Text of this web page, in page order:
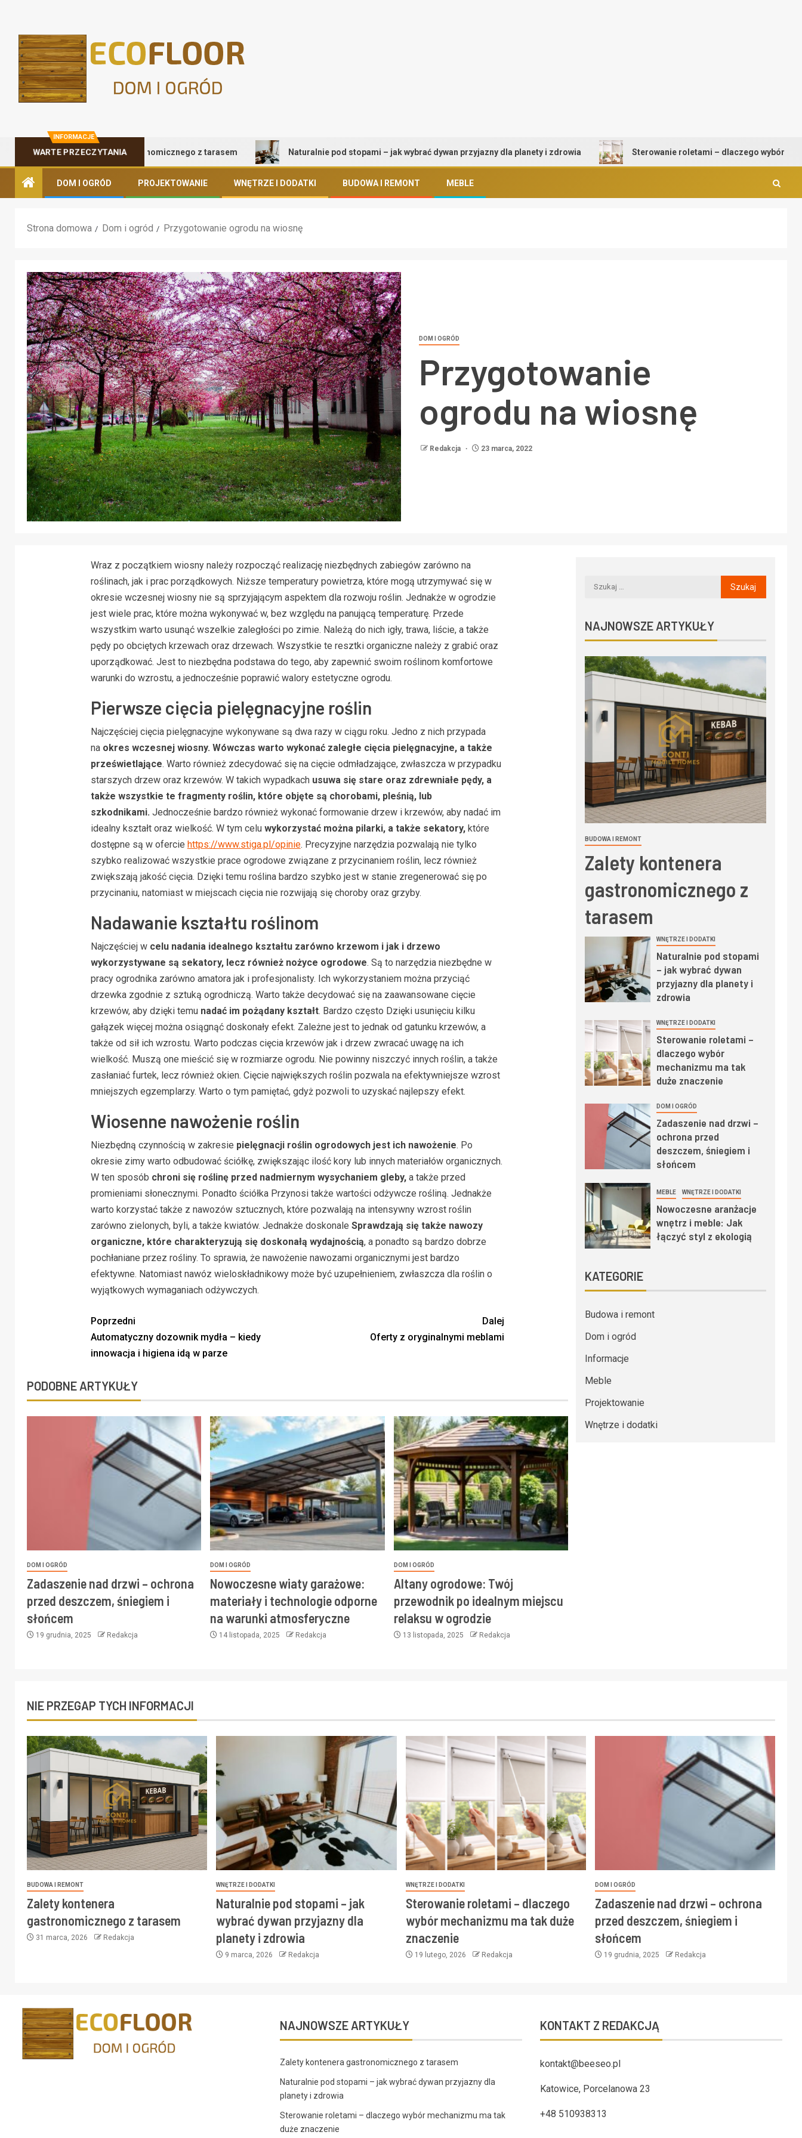
INFORMACJE
WARTE PRZECZYTANIA
Zalety kontenera gastronomicznego z tarasem Naturalnie pod stopami – jak wybrać dywan przyjazny dla planety i zdrowia Sterowanie roletami – dlaczego wybór
DOM I OGRÓD PROJEKTOWANIE WNĘTRZE I DODATKI BUDOWA I REMONT MEBLE
Strona domowa Dom i ogród Przygotowanie ogrodu na wiosnę
DOM I OGRÓD
Przygotowanie
ogrodu na wiosnę
Redakcja 23 marca, 2022
Wraz z początkiem wiosny należy rozpocząć realizację niezbędnych zabiegów zarówno na
roślinach, jak i prac porządkowych. Niższe temperatury powietrza, które mogą utrzymywać się w
okresie wczesnej wiosny nie są sprzyjającym aspektem dla rozwoju roślin. Jednakże w ogrodzie
jest wiele prac, które można wykonywać w, bez względu na panującą temperaturę. Przede
wszystkim warto usunąć wszelkie zaległości po zimie. Należą do nich igły, trawa, liście, a także
pędy po obciętych krzewach oraz drzewach. Wszystkie te resztki organiczne należy z grabić oraz
uporządkować. Jest to niezbędna podstawa do tego, aby zapewnić swoim roślinom komfortowe
warunki do wzrostu, a jednocześnie poprawić walory estetyczne ogrodu.
Pierwsze cięcia pielęgnacyjne roślin
Najczęściej cięcia pielęgnacyjne wykonywane są dwa razy w ciągu roku. Jedno z nich przypada
na okres wczesnej wiosny. Wówczas warto wykonać zaległe cięcia pielęgnacyjne, a także
prześwietlające. Warto również zdecydować się na cięcie odmładzające, zwłaszcza w przypadku
starszych drzew oraz krzewów. W takich wypadkach usuwa się stare oraz zdrewniałe pędy, a
także wszystkie te fragmenty roślin, które objęte są chorobami, pleśnią, lub
szkodnikami. Jednocześnie bardzo również wykonać formowanie drzew i krzewów, aby nadać im
idealny kształt oraz wielkość. W tym celu wykorzystać można pilarki, a także sekatory,które
dostępne są w ofercie https://www.stiga.pl/opinie. Precyzyjne narzędzia pozwalają nie tylko
szybko realizować wszystkie prace ogrodowe związane z przycinaniem roślin, lecz również
zwiększają jakość cięcia. Dzięki temu roślina bardzo szybko jest w stanie zregenerować się po
przycinaniu, natomiast w miejscach cięcia nie rozwijają się choroby oraz grzyby.
Nadawanie kształtu roślinom
Najczęściej w celu nadania idealnego kształtu zarówno krzewom i jak i drzewo
wykorzystywane są sekatory, lecz również nożyce ogrodowe. Są to narzędzia niezbędne w
pracy ogrodnika zarówno amatora jak i profesjonalisty. Ich wykorzystaniem można przyciąć
drzewka zgodnie z sztuką ogrodniczą. Warto także decydować się na zaawansowane cięcie
krzewów, aby dzięki temu nadać im pożądany kształt. Bardzo często Dzięki usunięciu kilku
gałązek więcej można osiągnąć doskonały efekt. Zależne jest to jednak od gatunku krzewów, a
także od sił ich wzrostu. Warto podczas cięcia krzewów jak i drzew zwracać uwagę na ich
wielkość. Muszą one mieścić się w rozmiarze ogrodu. Nie powinny niszczyć innych roślin, a także
zasłaniać furtek, lecz również okien. Cięcie największych roślin pozwala na efektywniejsze wzrost
mniejszych egzemplarzy. Warto o tym pamiętać, gdyż pozwoli to uzyskać najlepszy efekt.
Wiosenne nawożenie roślin
Niezbędną czynnością w zakresie pielęgnacji roślin ogrodowych jest ich nawożenie. Po
okresie zimy warto odbudować ściółkę, zwiększając ilość kory lub innych materiałów organicznych.
W ten sposób chroni się roślinę przed nadmiernym wysychaniem gleby,a także przed
promieniami słonecznymi. Ponadto ściółka Przynosi także wartości odżywcze rośliną. Jednakże
warto korzystać także z nawozów sztucznych, które pozwalają na intensywny wzrost roślin
zarówno zielonych, byli, a także kwiatów. Jednakże doskonale Sprawdzają się także nawozy
organiczne, które charakteryzują się doskonałą wydajnością, a ponadto są bardzo dobrze
pochłaniane przez rośliny. To sprawia, że nawożenie nawozami organicznymi jest bardzo
efektywne. Natomiast nawóz wieloskładnikowy może być uzupełnieniem, zwłaszcza dla roślin o
wyjątkowych wymaganiach odżywczych.
Poprzedni
Automatyczny dozownik mydła – kiedy
innowacja i higiena idą w parze
Dalej
Oferty z oryginalnymi meblami
PODOBNE ARTYKUŁY
DOM I OGRÓD
Zadaszenie nad drzwi – ochrona
przed deszczem, śniegiem i
słońcem
19 grudnia, 2025 Redakcja
DOM I OGRÓD
Nowoczesne wiaty garażowe:
materiały i technologie odporne
na warunki atmosferyczne
14 listopada, 2025 Redakcja
DOM I OGRÓD
Altany ogrodowe: Twój
przewodnik po idealnym miejscu
relaksu w ogrodzie
13 listopada, 2025 Redakcja
NAJNOWSZE ARTYKUŁY
BUDOWA I REMONT
Zalety kontenera
gastronomicznego z
tarasem
WNĘTRZE I DODATKI
Naturalnie pod stopami
– jak wybrać dywan
przyjazny dla planety i
zdrowia
WNĘTRZE I DODATKI
Sterowanie roletami –
dlaczego wybór
mechanizmu ma tak
duże znaczenie
DOM I OGRÓD
Zadaszenie nad drzwi –
ochrona przed
deszczem, śniegiem i
słońcem
MEBLE WNĘTRZE I DODATKI
Nowoczesne aranżacje
wnętrz i meble: Jak
łączyć styl z ekologią
KATEGORIE
Budowa i remont
Dom i ogród
Informacje
Meble
Projektowanie
Wnętrze i dodatki
NIE PRZEGAP TYCH INFORMACJI
BUDOWA I REMONT
Zalety kontenera
gastronomicznego z tarasem
31 marca, 2026 Redakcja
WNĘTRZE I DODATKI
Naturalnie pod stopami – jak
wybrać dywan przyjazny dla
planety i zdrowia
9 marca, 2026 Redakcja
WNĘTRZE I DODATKI
Sterowanie roletami – dlaczego
wybór mechanizmu ma tak duże
znaczenie
19 lutego, 2026 Redakcja
DOM I OGRÓD
Zadaszenie nad drzwi – ochrona
przed deszczem, śniegiem i
słońcem
19 grudnia, 2025 Redakcja
NAJNOWSZE ARTYKUŁY
Zalety kontenera gastronomicznego z tarasem
Naturalnie pod stopami – jak wybrać dywan przyjazny dla
planety i zdrowia
Sterowanie roletami – dlaczego wybór mechanizmu ma tak
duże znaczenie
KONTAKT Z REDAKCJĄ
kontakt@beeseo.pl
Katowice, Porcelanowa 23
+48 510938313